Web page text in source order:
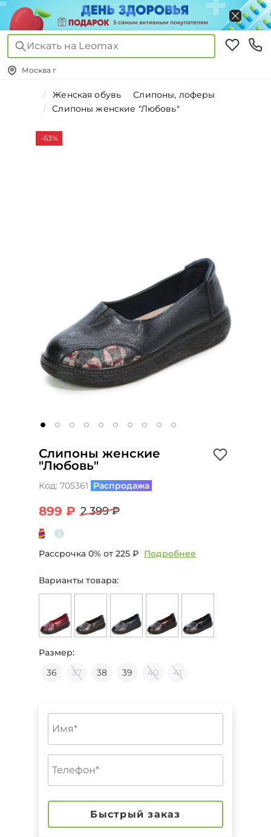
Искать на Leomax
Москва г
Женская обувь
Слипоны, лоферы
Слипоны женские "Любовь"
-63%
Слипоны женские
"Любовь"
Код: 705361 Распродажа
899 ₽ 2 399 ₽
Рассрочка 0% от 225 ₽ Подробнее
Варианты товара:
Размер:
36
37 38 39 40 41
Быстрый заказ